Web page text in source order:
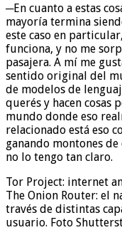
─En cuanto a estas
mayoría termina
este caso en
funciona, y no me
pasajera. A mí me
sentido original del
de modelos de
querés y hacen cosas
mundo donde eso
relacionado está eso
ganando montones
no lo tengo tan claro.
Tor Project: internet
The Onion Router: el
través de distintas
usuario. Foto